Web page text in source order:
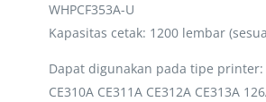
WHPCF353A-U
Kapasitas cetak: 1200 lembar
Dapat digunakan pada tipe printer:
CE310A CE311A CE312A CE313A